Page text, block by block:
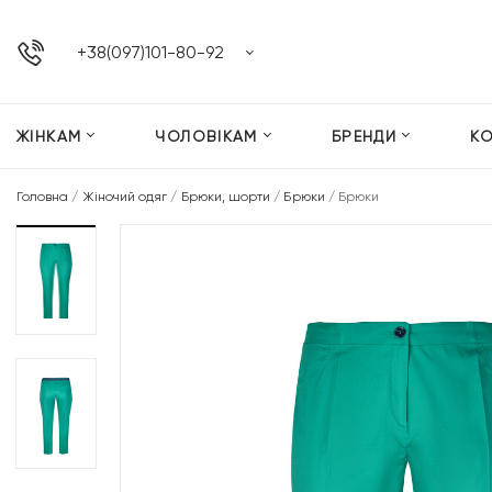
+38(097)101-80-92
ЖІНКАМ ЧОЛОВІКАМ БРЕНДИ
Головна / Жіночий одяг / Брюки, шорти / Брюки / Брюки